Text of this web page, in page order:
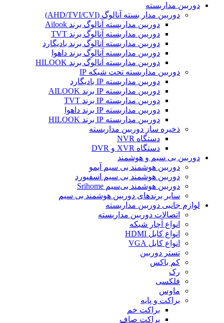
دوربین مداربسته
دوربین مدار بسته آنالوگ (AHD/TVI/CVI)
دوربین مداربسته آنالوگ برند Ailook
دوربین مداربسته آنالوگ برند TVT
دوربین مداربسته آنالوگ برند بادیگارد
دوربین مداربسته آنالوگ برند داهوا
دوربین مداربسته آنالوگ برند HILOOK
دوربین مداربسته تحت شبکه IP
دوربین مداربسته IP بادیگارد
دوربین مداربسته IP برند AILOOK
دوربین مداربسته IP برند TVT
دوربین مداربسته IP برند داهوا
دوربین مداربسته IP برند HILOOK
ذخیره ساز دوربین مداربسته
دستگاه NVR
دستگاه XVR و DVR
دوربین بی سیم و هوشمند
دوربین هوشمند بی سیم آیمو
دوربین هوشمند بی سیم اسفیورد
دوربین هوشمند بی‌سیم Srihome
سایر برندهای دوربین هوشمند بی سیم
لوازم جانبی دوربین مداربسته
اتصالات دوربین مداربسته
انواع آچار شبکه
انواع کابل HDMI
انواع کابل VGA
تستر دوربین
کم باکس
رک
فلکسی
ماوس
براکت و پایه
براکت خم
براکت صاف